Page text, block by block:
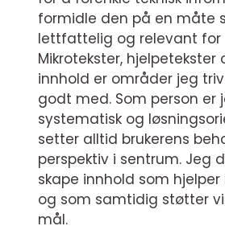
formidle den på en måte
lettfattelig og relevant for
Mikrotekster,
innhold er områder jeg
godt med. Som person er
systematisk og
setter alltid brukerens
perspektiv i sentrum. Jeg
skape innhold som hjelper
og som samtidig støtter
mål.